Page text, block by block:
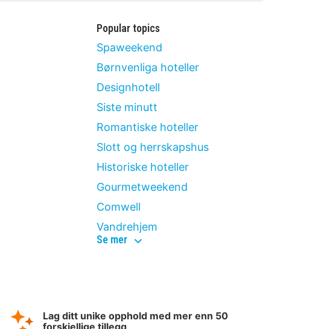
Popular topics
Spaweekend
Børnvenliga hoteller
Designhotell
Siste minutt
Romantiske hoteller
Slott og herrskapshus
Historiske hoteller
Gourmetweekend
Comwell
Vandrehjem
Se merpopular
Lag ditt unike opphold med mer enn 50
forskjellige tillegg